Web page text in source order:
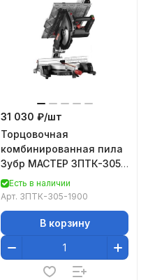
31 030 ₽/шт
Торцовочная
комбинированная пила
Зубр МАСТЕР ЗПТК-305-
1900Есть в наличии
Арт. ЗПТК-305-1900
В корзину